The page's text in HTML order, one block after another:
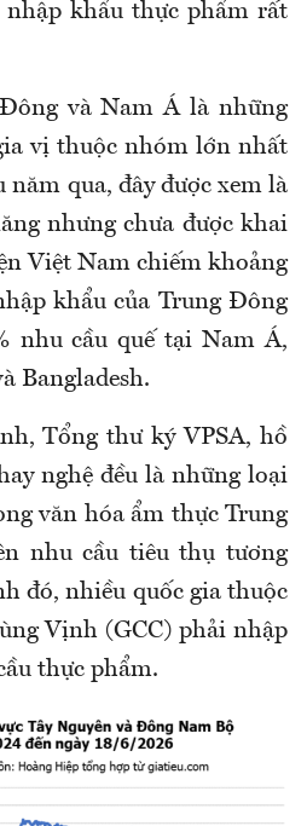
khẩu thực phẩm rất
và Nam Á là những
vị thuộc nhóm lớn nhất
qua, đây được xem là
nhưng chưa được khai
Việt Nam chiếm khoảng
khẩu của Trung Đông
nhu cầu quế tại Nam Á,
Bangladesh.
Tổng thư ký VPSA, hồ
nghệ đều là những loại
văn hóa ẩm thực Trung
nhu cầu tiêu thụ tương
đó, nhiều quốc gia thuộc
Vịnh (GCC) phải nhập
thực phẩm.